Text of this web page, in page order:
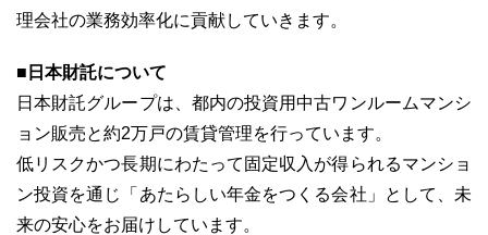
理会社の業務効率化に貢献していきます。
■日本財託について
日本財託グループは、都内の投資用中古ワンルームマンシ
ョン販売と約2万戸の賃貸管理を行っています。
低リスクかつ長期にわたって固定収入が得られるマンショ
ン投資を通じ「あたらしい年金をつくる会社」として、未
来の安心をお届けしています。